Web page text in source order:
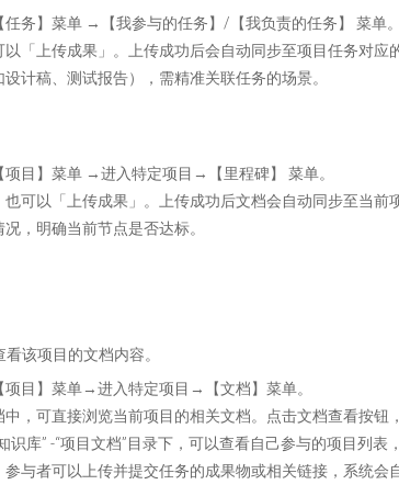
务】菜单 →【我参与的任务】/【我负责的任务】 菜单。
「上传成果」。上传成功后会自动同步至项目任务对应
计稿、测试报告），需精准关联任务的场景。
目】菜单 →进入特定项目→【里程碑】 菜单。
可以「上传成果」。上传成功后文档会自动同步至当前
，明确当前节点是否达标。
该项目的文档内容。
目】菜单→进入特定项目→【文档】菜单。
，可直接浏览当前项目的相关文档。点击文档查看按钮
库” -“项目文档”目录下，可以查看自己参与的项目列表
与者可以上传并提交任务的成果物或相关链接，系统